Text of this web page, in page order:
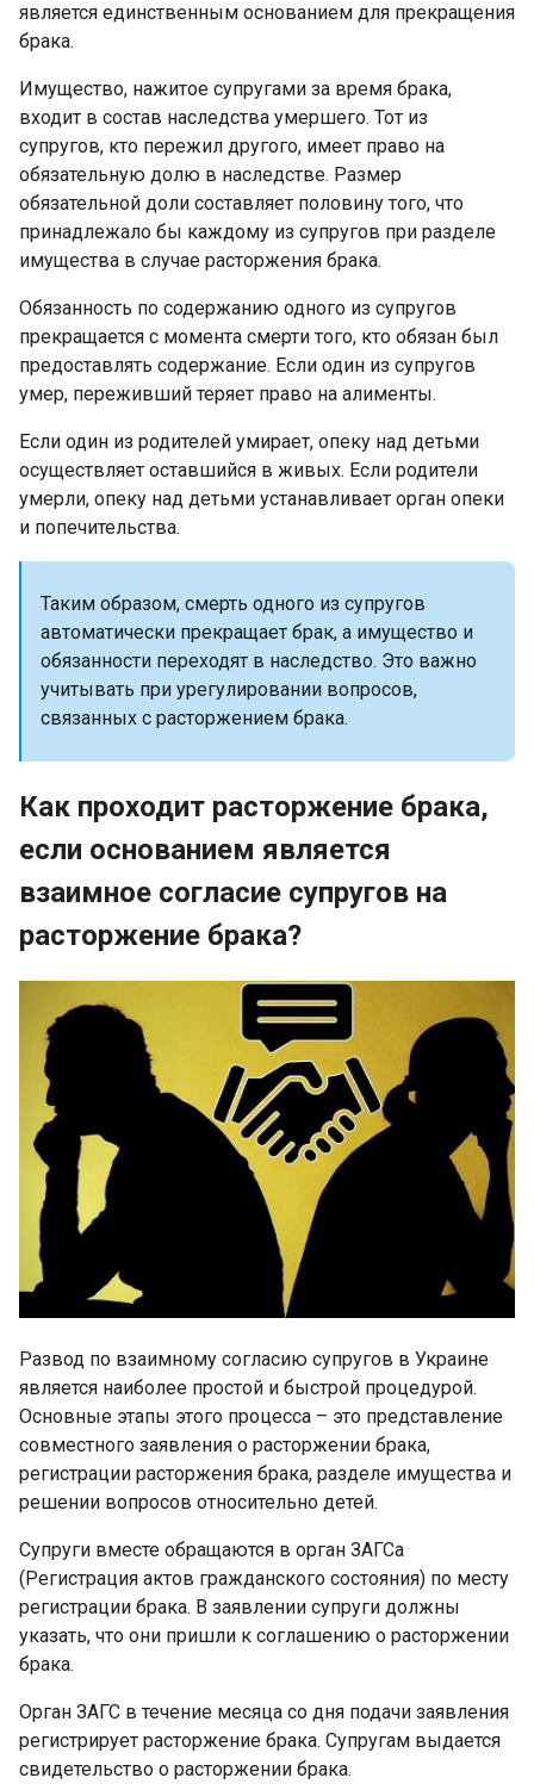
является единственным основанием для прекращения
брака.
Имущество, нажитое супругами за время брака,
входит в состав наследства умершего. Тот из
супругов, кто пережил другого, имеет право на
обязательную долю в наследстве. Размер
обязательной доли составляет половину того, что
принадлежало бы каждому из супругов при разделе
имущества в случае расторжения брака.
Обязанность по содержанию одного из супругов
прекращается с момента смерти того, кто обязан был
предоставлять содержание. Если один из супругов
умер, переживший теряет право на алименты.
Если один из родителей умирает, опеку над детьми
осуществляет оставшийся в живых. Если родители
умерли, опеку над детьми устанавливает орган опеки
и попечительства.
Таким образом, смерть одного из супругов
автоматически прекращает брак, а имущество и
обязанности переходят в наследство. Это важно
учитывать при урегулировании вопросов,
связанных с расторжением брака.
Как проходит расторжение брака,
если основанием является
взаимное согласие супругов на
расторжение брака?
Развод по взаимному согласию супругов в Украине
является наиболее простой и быстрой процедурой.
Основные этапы этого процесса – это представление
совместного заявления о расторжении брака,
регистрации расторжения брака, разделе имущества и
решении вопросов относительно детей.
Супруги вместе обращаются в орган ЗАГСа
(Регистрация актов гражданского состояния) по месту
регистрации брака. В заявлении супруги должны
указать, что они пришли к соглашению о расторжении
брака.
Орган ЗАГС в течение месяца со дня подачи заявления
регистрирует расторжение брака. Супругам выдается
свидетельство о расторжении брака.